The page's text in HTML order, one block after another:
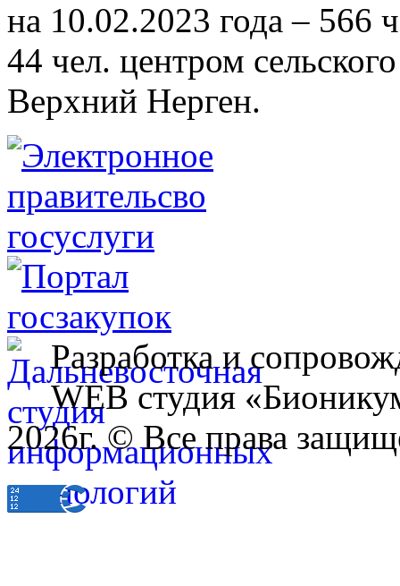
на 10.02.2023 года – 566
44 чел. центром
Верхний Нерген.
Разработка и
WEB студия
2026г. © Все права